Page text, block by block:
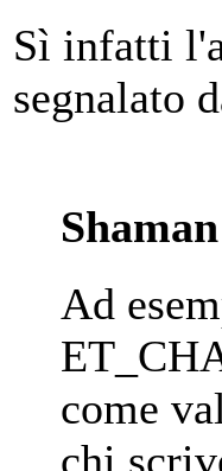
Sì infatti
segnalato
Ad
come
chi